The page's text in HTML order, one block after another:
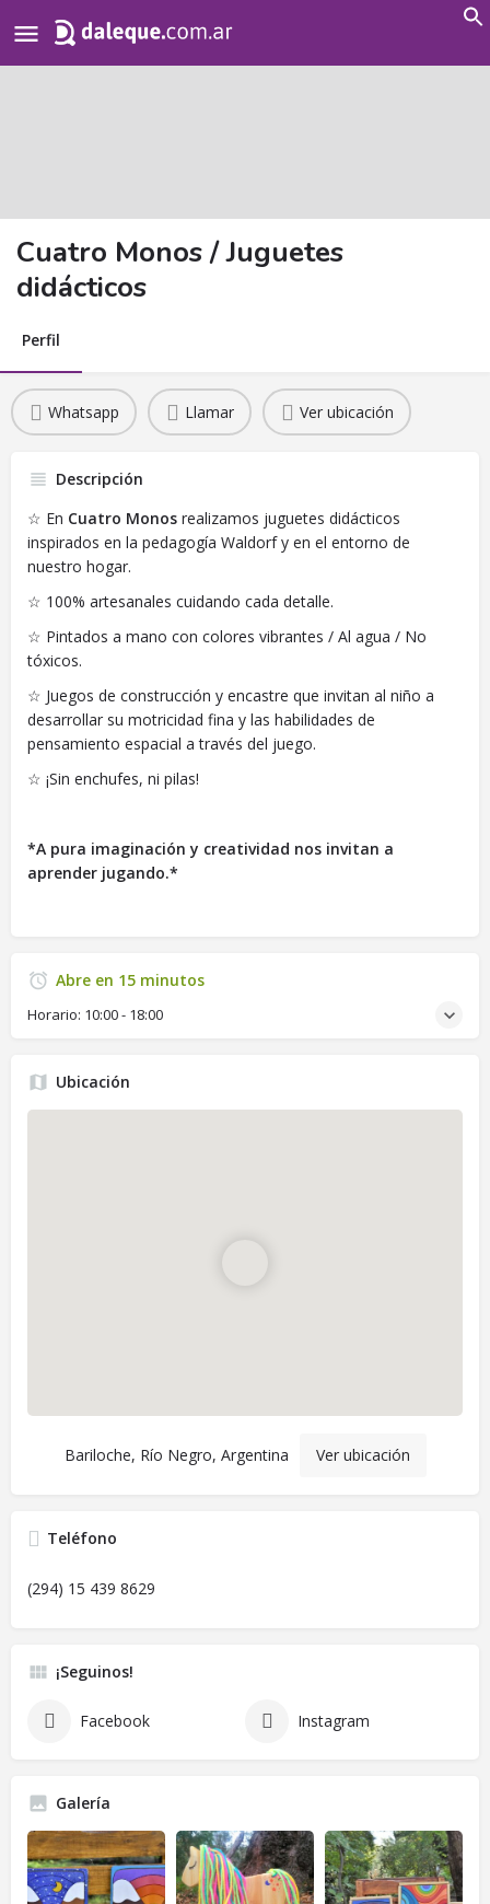
for:
Cuatro Monos / Juguetes
didácticos
Perfil
Whatsapp Llamar Ver ubicación
Descripción
☆ En Cuatro Monos realizamos juguetes didácticos
inspirados en la pedagogía Waldorf y en el entorno de
nuestro hogar.
☆ 100% artesanales cuidando cada detalle.
☆ Pintados a mano con colores vibrantes / Al agua / No
tóxicos.
☆ Juegos de construcción y encastre que invitan al niño a
desarrollar su motricidad fina y las habilidades de
pensamiento espacial a través del juego.
☆ ¡Sin enchufes, ni pilas!
*A pura imaginación y creatividad nos invitan a
aprender jugando.*
Abre en 15 minutos
Horario: 10:00 - 18:00
Ubicación
Bariloche, Río Negro, Argentina Ver ubicación
Teléfono
(294) 15 439 8629
¡Seguinos!
Facebook Instagram
Galería